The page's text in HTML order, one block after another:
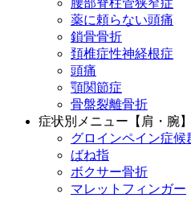
腰部脊柱管狭窄症
薬に頼らない頭痛
鎖骨骨折
頚椎症性神経根症
頭痛
顎関節症
骨盤裂離骨折
症状別メニュー【肩・腕】
グロインペイン症候
ばね指
ボクサー骨折
マレットフィンガー